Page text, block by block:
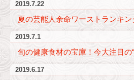
2019.7.22
夏の芸能人余命ワーストランキン
2019.7.1
旬の健康食材の宝庫！今大注目の
2019.6.17